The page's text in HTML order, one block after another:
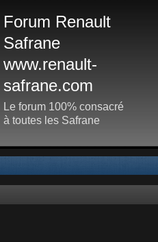
Forum Renault
Safrane
www.renault-
safrane.com
Le forum 100% consacré
à toutes les Safrane